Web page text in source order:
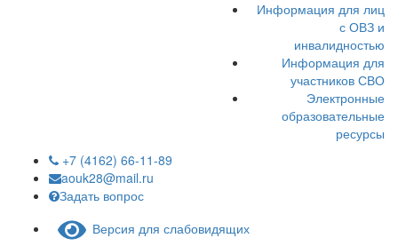
Информация для лиц
с ОВЗ и
инвалидностью
Информация для
участников СВО
Электронные
образовательные
ресурсы
+7 (4162) 66-11-89
aouk28@mail.ru
Задать вопрос
Версия для слабовидящих